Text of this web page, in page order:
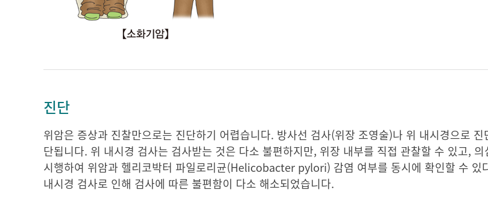
진단
위암은 증상과 진찰만으로는 진단하기 어렵습니다. 방사선 검사(위장 조영술)나 위 내시경으로
단됩니다. 위 내시경 검사는 검사받는 것은 다소 불편하지만, 위장 내부를 직접 관찰할 수 있고,
시행하여 위암과 헬리코박터 파일로리균(Helicobacter pylori) 감염 여부를 동시에 확인할 수 있
내시경 검사로 인해 검사에 따른 불편함이 다소 해소되었습니다.